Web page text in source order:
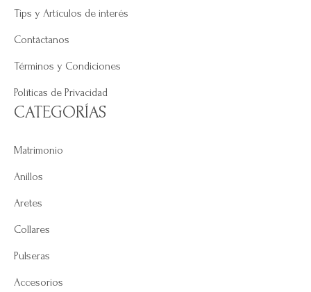
Tips y Artículos de interés
Contáctanos
Términos y Condiciones
Políticas de Privacidad
CATEGORÍAS
Matrimonio
Anillos
Aretes
Collares
Pulseras
Accesorios